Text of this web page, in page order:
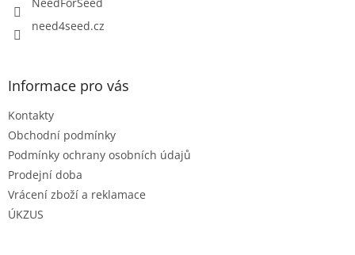
need4seed.cz
Informace pro vás
Kontakty
Obchodní podmínky
Podmínky ochrany osobních údajů
Prodejní doba
Vrácení zboží a reklamace
ÚKZUS